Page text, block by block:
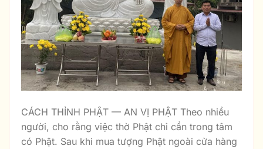
CÁCH THỈNH PHẬT — AN VỊ PHẬT Theo nhiều
người, cho rằng việc thờ Phật chỉ cần trong tâm
có Phật. Sau khi mua tượng Phật ngoài cửa hàng